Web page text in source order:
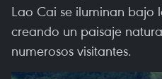
Lao Cai se iluminan bajo
creando un paisaje
numerosos visitantes.